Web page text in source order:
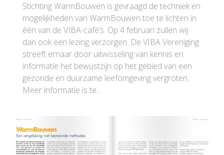
Stichting WarmBouwen is gevraagd de techniek en
mogelijkheden van WarmBouwen toe te lichten in
één van de VIBA-café’s. Op 4 februari zullen wij
dan ook een lezing verzorgen. De VIBA Vereniging
streeft ernaar door uitwisseling van kennis en
informatie het bewustzijn op het gebied van een
gezonde en duurzame leefomgeving vergroten.
Meer informatie is te…